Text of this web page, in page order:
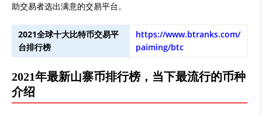
助交易者选出满意的交易平台。
2021全球十大比特币交易平
台排行榜
https://www.btranks.com/
paiming/btc
2021年最新山寨币排行榜，当下最流行的币种
介绍